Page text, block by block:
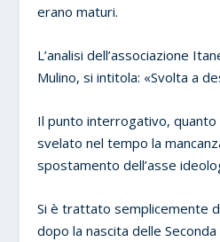
erano maturi.
L’analisi dell’associazione
Mulino, si intitola: «Svolta a
Il punto interrogativo,
svelato nel tempo la
spostamento dell’asse
Si è trattato semplicemente
dopo la nascita delle